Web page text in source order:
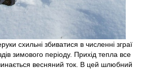
схильні збиватися в численні зграї
зимового періоду. Прихід тепла все
весняний ток. В цей шлюбний